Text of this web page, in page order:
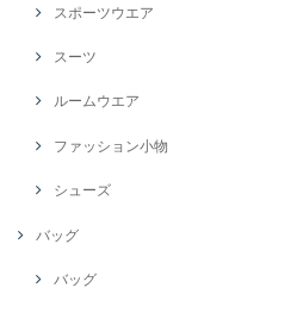
スポーツウエア
スーツ
ルームウエア
ファッション小物
シューズ
バッグ
バッグ